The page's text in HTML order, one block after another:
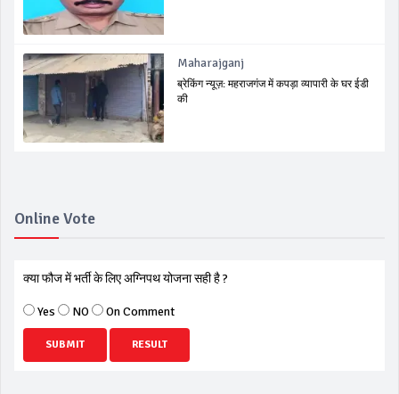
Maharajganj
ब्रेकिंग न्यूज़: महराजगंज में कपड़ा व्यापारी के घर ईडी
की
Online Vote
क्या फौज में भर्ती के लिए अग्निपथ योजना सही है ?
Yes NO On Comment
SUBMIT RESULT